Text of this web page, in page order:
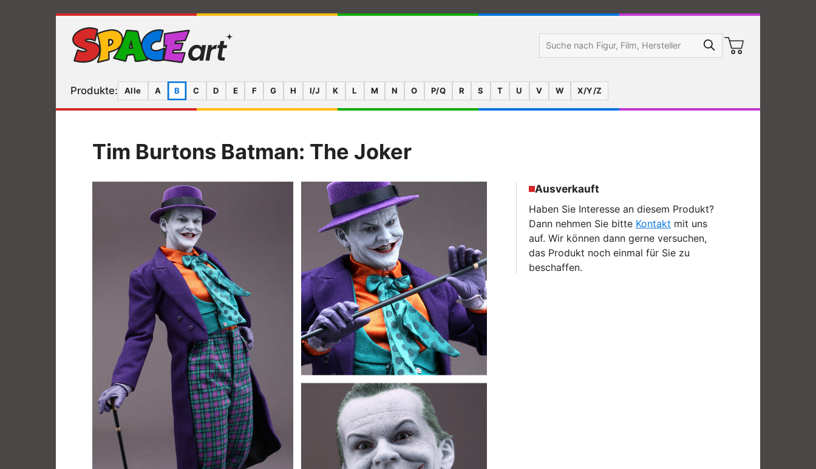
Produkte: Alle A B C D E F G H I/J K L M N O P/Q R S T U V W X/Y/Z
Tim Burtons Batman: The Joker
Ausverkauft
Haben Sie Interesse an diesem Produkt?
Dann nehmen Sie bitte Kontakt mit uns
auf. Wir können dann gerne versuchen,
das Produkt noch einmal für Sie zu
beschaffen.